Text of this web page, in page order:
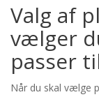
Valg af
vælger
passer
Når du skal vælge